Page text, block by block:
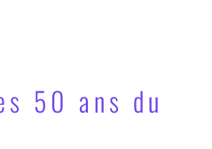
50 ans du